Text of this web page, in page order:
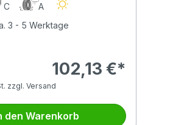
C
A
3 - 5 Werktage
102,13 €*
zzgl. Versand
den Warenkorb